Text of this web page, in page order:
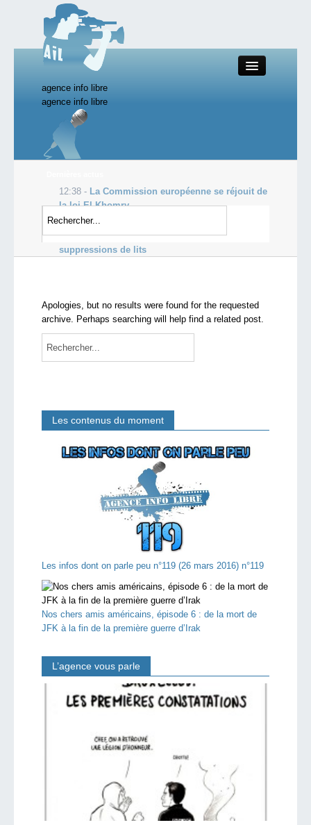
agence info libre
Close
Productions AIL
Starting Doc
Forum AIL
agence info libre
12:38 - La Commission européenne se réjouit de
la loi El Khomry
10:53 -Le fisc sait tout de vous !
09:18 -Hôpital: la carte de France des
suppressions de lits
Apologies, but no results were found for the requested
archive. Perhaps searching will help find a related post.
Les contenus du moment
Les infos dont on parle peu n°119 (26 mars 2016) n°119
Nos chers amis américains, épisode 6 : de la mort de
JFK à la fin de la première guerre d’Irak
L’agence vous parle